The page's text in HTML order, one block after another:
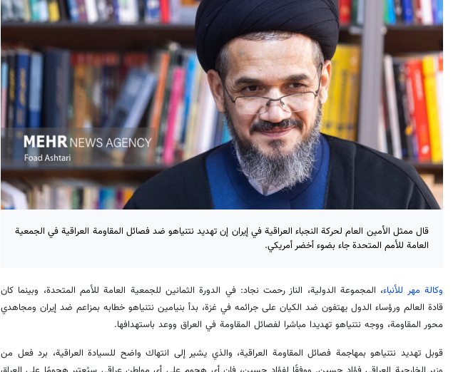
قال ممثل الأمين العام لحركة النجباء العراقية في إيران إن تهديد نتنياهو ضد فصائل المقاومة العراقية في الجمعية
العامة للأمم المتحدة جاء بضوء أخضر أمريكي.
وكالة مهر للأنباء، المجموعة الدولية، الناز رحمت نجاد: في الدورة الثمانين للجمعية العامة للأمم المتحدة، وبينما كان
قادة العالم ورؤساء الدول يهتفون ضد الكيان على جرائمه في غزة، بدأ بنيامين نتنياهو خطابه بمزاعم ضد إيران ومجاهدي
محور المقاومة، ووجه نتنياهو تهديدا مباشرا لفصائل المقاومة في العراق ووعد باستهدافها.
قوبل تهديد نتنياهو بمهاجمة فصائل المقاومة العراقية، والذي يشير إلى انتهاك واضح للسيادة العراقية، برد فعل من